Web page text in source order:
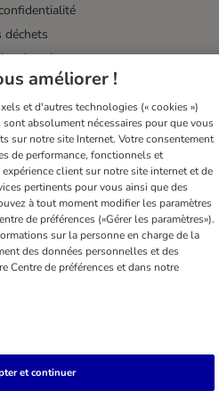
déchets
de paiement
de fidélité
d'affiliation
améliorer !
et d'autres technologies (« cookies »)
absolument nécessaires pour que vous
sur notre site Internet. Votre consentement
de performance, fonctionnels et
client sur notre site internet et de
pertinents pour vous ainsi que des
à tout moment modifier les paramètres
de préférences («Gérer les paramètres»).
sur la personne en charge de la
des données personnelles et des
Centre de préférences et dans notre
et continuer